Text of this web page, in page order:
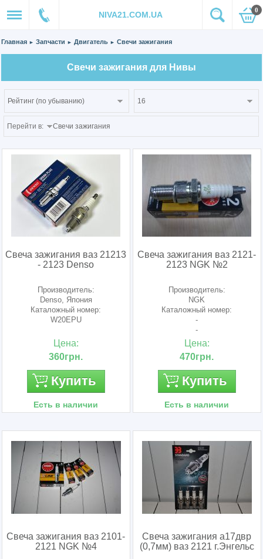
NIVA21.COM.UA 0
Главная ► Запчасти ► Двигатель ► Свечи зажигания
Свечи зажигания для Нивы
Перейти в:
Свеча зажигания ваз 21213
- 2123 Denso
Производитель:
Denso, Япония
Каталожный номер:
W20EPU
Цена:
360грн.
Купить
Есть в наличии
Свеча зажигания ваз 2121-
2123 NGK №2
Производитель:
NGK
Каталожный номер:
-
-
Цена:
470грн.
Купить
Есть в наличии
Свеча зажигания ваз 2101-
2121 NGK №4
Свеча зажигания а17двр
(0,7мм) ваз 2121 г.Энгельс